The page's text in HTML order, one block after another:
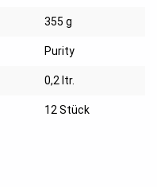
355 g
Purity
0,2 ltr.
12 Stück